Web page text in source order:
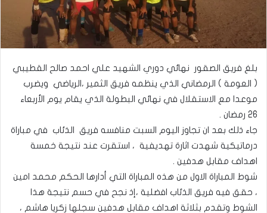
بلغ فريق الصقور نهائي دوري الشهيد علي احمد صالح القطيبي
( العومة ) الرمضاني الذي ينظمه فريق الثمير ،الرياضي ويضرب
موعدا مع الاستقلال في نهائي البطولة الذي يقام يوم الأربعاء
26 رمضان .
جاء ذلك بعد ان تجاوز اليوم السبت منافسه فريق الذئاب في مباراة
درماتيكية شهدت اثارة تهديفية ، استقرت عند نتيجة خمسة
اهداف مقابل هدفين .
شوط المباراة الاول من هذه المباراة التي أدارها الحكم محمد امين
، حقق فيه فريق الذئاب افضلية ،إذ نجح في حسم نتيجة هذا
الشوط وتقدم بثلاثة اهداف مقابل هدفين سجلها زكريا هاشم ،